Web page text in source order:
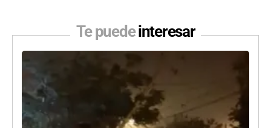
Te puedeinteresar